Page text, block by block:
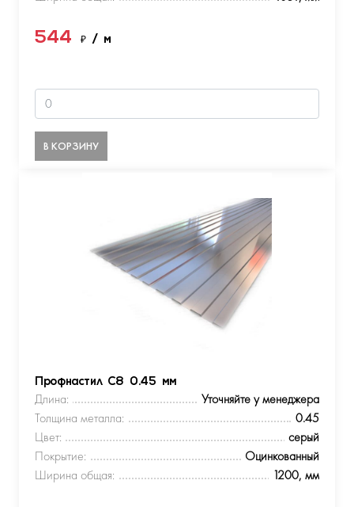
544 ₽ / м
В КОРЗИНУ
Профнастил С8 0.45 мм
Длина:
Уточняйте у менеджера
Толщина металла:
0.45
Цвет:
серый
Покрытие:
Оцинкованный
Ширина общая:
1200, мм